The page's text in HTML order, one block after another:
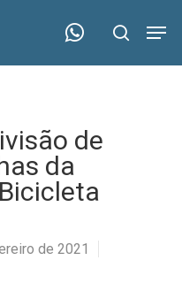
search
de
da
de 2021